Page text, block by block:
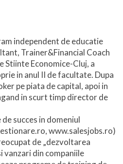
independent de educatie
Trainer&Financial Coach
Stiinte Economice-Cluj, a
in anul II de facultate. Dupa
pe piata de capital, apoi in
in scurt timp director de
succes in domeniul
www.salesjobs.ro)
de „dezvoltarea
vanzari din companiile